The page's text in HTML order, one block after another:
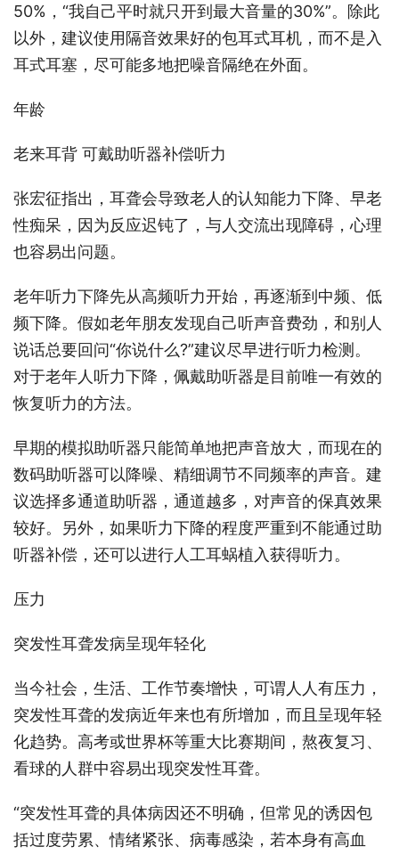
50%，“我自己平时就只开到最大音量的30%”。除此
以外，建议使用隔音效果好的包耳式耳机，而不是入
耳式耳塞，尽可能多地把噪音隔绝在外面。
年龄
老来耳背 可戴助听器补偿听力
张宏征指出，耳聋会导致老人的认知能力下降、早老
性痴呆，因为反应迟钝了，与人交流出现障碍，心理
也容易出问题。
老年听力下降先从高频听力开始，再逐渐到中频、低
频下降。假如老年朋友发现自己听声音费劲，和别人
说话总要回问“你说什么?”建议尽早进行听力检测。
对于老年人听力下降，佩戴助听器是目前唯一有效的
恢复听力的方法。
早期的模拟助听器只能简单地把声音放大，而现在的
数码助听器可以降噪、精细调节不同频率的声音。建
议选择多通道助听器，通道越多，对声音的保真效果
较好。另外，如果听力下降的程度严重到不能通过助
听器补偿，还可以进行人工耳蜗植入获得听力。
压力
突发性耳聋发病呈现年轻化
当今社会，生活、工作节奏增快，可谓人人有压力，
突发性耳聋的发病近年来也有所增加，而且呈现年轻
化趋势。高考或世界杯等重大比赛期间，熬夜复习、
看球的人群中容易出现突发性耳聋。
“突发性耳聋的具体病因还不明确，但常见的诱因包
括过度劳累、情绪紧张、病毒感染，若本身有高血